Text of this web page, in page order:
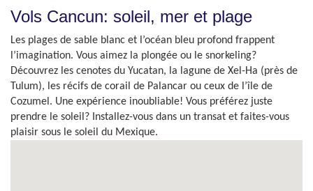
Vols Cancun: soleil, mer et plage
Les plages de sable blanc et l’océan bleu profond frappent
l’imagination. Vous aimez la plongée ou le snorkeling?
Découvrez les cenotes du Yucatan, la lagune de Xel-Ha (près de
Tulum), les récifs de corail de Palancar ou ceux de l’île de
Cozumel. Une expérience inoubliable! Vous préférez juste
prendre le soleil? Installez-vous dans un transat et faites-vous
plaisir sous le soleil du Mexique.